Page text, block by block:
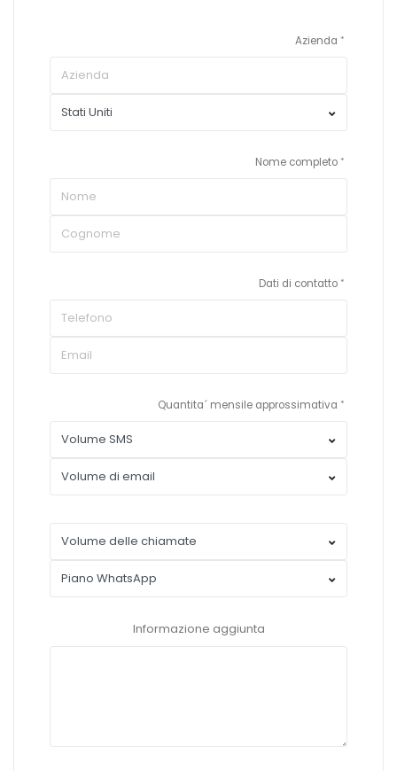
Azienda
Nome completo
Dati di contatto
Quantita´ mensile approssimativa
Informazione aggiunta